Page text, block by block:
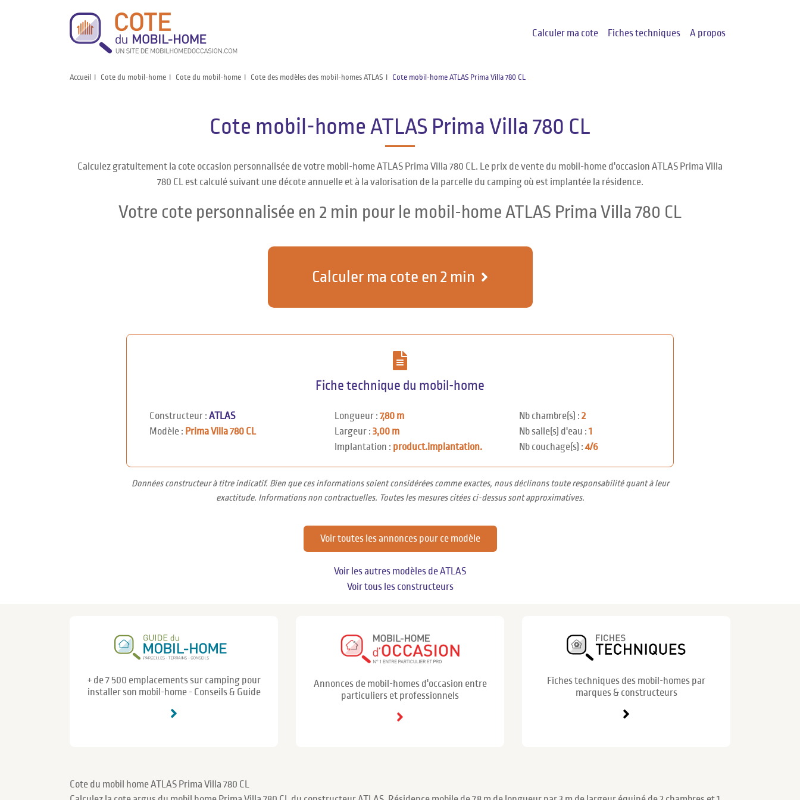
Calculer ma cote Fiches techniques A propos
Accueil Cote du mobil-home Cote du mobil-home Cote des modèles des mobil-homes ATLAS Cote mobil-home ATLAS Prima Villa 780 CL
Cote mobil-home ATLAS Prima Villa 780 CL
Calculez gratuitement la cote occasion personnalisée de votre mobil-home ATLAS Prima Villa 780 CL. Le prix de vente du mobil-home d'occasion ATLAS Prima Villa
780 CL est calculé suivant une décote annuelle et à la valorisation de la parcelle du camping où est implantée la résidence.
Votre cote personnalisée en 2 min pour le mobil-home ATLAS Prima Villa 780 CL
Calculer ma cote en 2 min
Fiche technique du mobil-home
Constructeur : ATLAS
Modèle : Prima Villa 780 CL
Longueur : 7,80 m
Largeur : 3,00 m
Implantation : product.implantation.
Nb chambre(s) :2
Nb salle(s) d'eau :1
Nb couchage(s) :4/6
Données constructeur à titre indicatif. Bien que ces informations soient considérées comme exactes, nous déclinons toute responsabilité quant à leur
exactitude. Informations non contractuelles. Toutes les mesures citées ci-dessus sont approximatives.
Voir toutes les annonces pour ce modèle
Voir les autres modèles de ATLAS
Voir tous les constructeurs
+ de 7 500 emplacements sur camping pour
installer son mobil-home - Conseils & Guide
Annonces de mobil-homes d'occasion entre
particuliers et professionnels
Fiches techniques des mobil-homes par
marques & constructeurs
Cote du mobil home ATLAS Prima Villa 780 CL